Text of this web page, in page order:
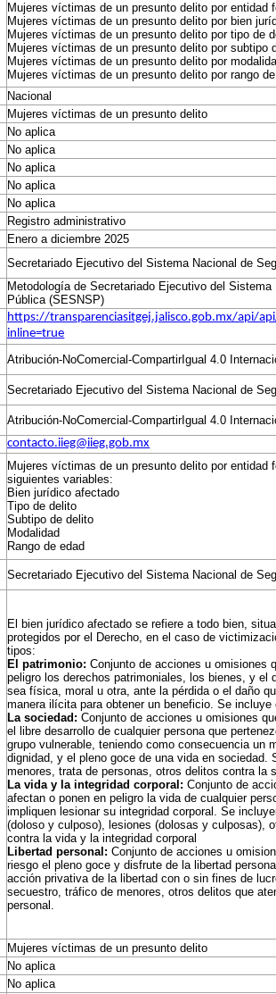
Mujeres víctimas de un presunto delito por entidad
Mujeres víctimas de un presunto delito por bien
Mujeres víctimas de un presunto delito por tipo de
Mujeres víctimas de un presunto delito por subtipo
Mujeres víctimas de un presunto delito por
Mujeres víctimas de un presunto delito por rango
Nacional
Mujeres víctimas de un presunto delito
No aplica
No aplica
No aplica
No aplica
No aplica
Registro administrativo
Enero a diciembre 2025
Secretariado Ejecutivo del Sistema Nacional de
Metodología de Secretariado Ejecutivo del Sistema
Pública (SESNSP)
https://transparenciasitgej.jalisco.gob.mx/api/
inline=true
Atribución-NoComercial-CompartirIgual 4.0
Secretariado Ejecutivo del Sistema Nacional de
Atribución-NoComercial-CompartirIgual 4.0
contacto.iieg@iieg.gob.mx
Mujeres víctimas de un presunto delito por entidad
siguientes variables:
Bien jurídico afectado
Tipo de delito
Subtipo de delito
Modalidad
Rango de edad
Secretariado Ejecutivo del Sistema Nacional de
El bien jurídico afectado se refiere a todo bien,
protegidos por el Derecho, en el caso de
tipos:
El patrimonio: Conjunto de acciones u omisiones
peligro los derechos patrimoniales, los bienes, y el
sea física, moral u otra, ante la pérdida o el daño
manera ilícita para obtener un beneficio. Se incluye
La sociedad: Conjunto de acciones u omisiones
el libre desarrollo de cualquier persona que
grupo vulnerable, teniendo como consecuencia un
dignidad, y el pleno goce de una vida en sociedad.
menores, trata de personas, otros delitos contra la
La vida y la integridad corporal: Conjunto de
afectan o ponen en peligro la vida de cualquier
impliquen lesionar su integridad corporal. Se
(doloso y culposo), lesiones (dolosas y culposas),
contra la vida y la integridad corporal
Libertad personal: Conjunto de acciones u
riesgo el pleno goce y disfrute de la libertad
acción privativa de la libertad con o sin fines de
secuestro, tráfico de menores, otros delitos que
personal.
Mujeres víctimas de un presunto delito
No aplica
No aplica